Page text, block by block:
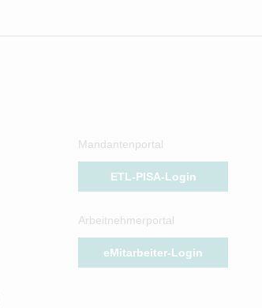
Mandantenportal
ETL-PISA-Login
Arbeitnehmerportal
eMitarbeiter-Login